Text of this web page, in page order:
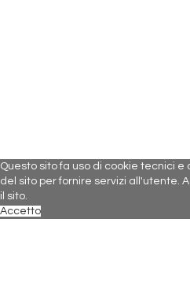
Questo sito fa uso di cookie tecnici
del sito per fornire servizi all'utente.
il sito.
Accetto